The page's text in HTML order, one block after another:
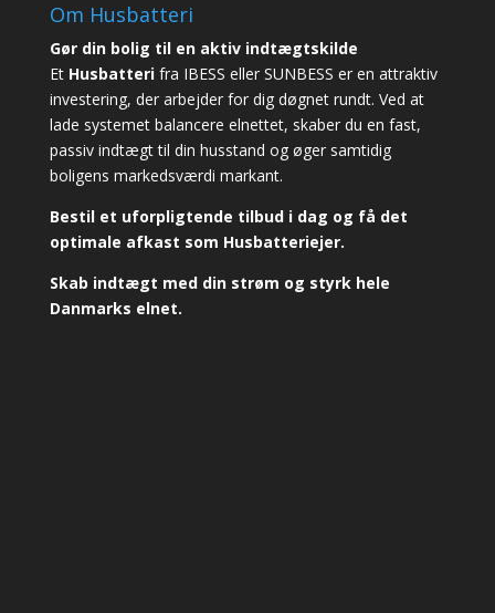
Om Husbatteri
Gør din bolig til en aktiv indtægtskilde
Et Husbatterifra IBESS eller SUNBESS er en attraktiv
investering, der arbejder for dig døgnet rundt. Ved at
lade systemet balancere elnettet, skaber du en fast,
passiv indtægt til din husstand og øger samtidig
boligens markedsværdi markant.
Bestil et uforpligtende tilbud i dag og få det
optimale afkast som Husbatteriejer.
Skab indtægt med din strøm og styrk hele
Danmarks elnet.